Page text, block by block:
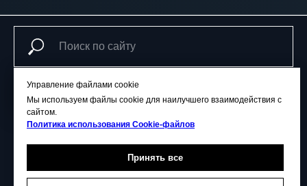
Поиск
ГЛАВНАЯ ЦЕНЫ УСЛУГИ ГАЛЕРЕЯ
Управление файлами cookie
Мы используем файлы cookie для наилучшего взаимодействия с
сайтом.
Политика использования Сookie-файлов
Принять все